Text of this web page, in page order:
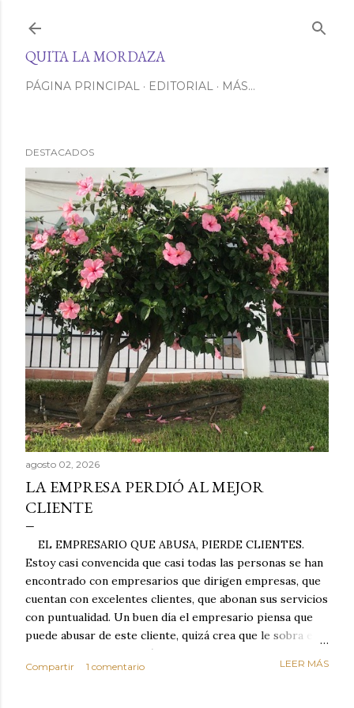
QUITA LA MORDAZA
PÁGINA PRINCIPAL EDITORIAL MÁS…
DESTACADOS
agosto 02, 2026
LA EMPRESA PERDIÓ AL MEJOR
CLIENTE
EL EMPRESARIO QUE ABUSA, PIERDE CLIENTES.
Estoy casi convencida que casi todas las personas se han
encontrado con empresarios que dirigen empresas, que
cuentan con excelentes clientes, que abonan sus servicios
con puntualidad. Un buen día el empresario piensa que
puede abusar de este cliente, quizá crea que le sobra el
dinero porque la mayoría de los otros pagan mal y
tarde y en ocasiones ni abonan los servicios. Cuando una
Compartir 1 comentario LEER MÁS